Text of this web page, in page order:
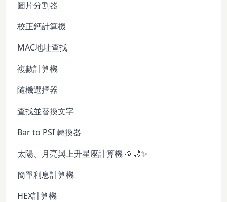
圖片分割器
校正鈣計算機
MAC地址查找
複數計算機
隨機選擇器
查找並替換文字
Bar to PSI 轉換器
太陽、月亮與上升星座計算機 🌞🌙✨
簡單利息計算機
HEX計算機